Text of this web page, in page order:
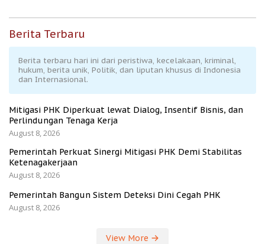
Berita Terbaru
Berita terbaru hari ini dari peristiwa, kecelakaan, kriminal,
hukum, berita unik, Politik, dan liputan khusus di Indonesia
dan Internasional.
Mitigasi PHK Diperkuat lewat Dialog, Insentif Bisnis, dan
Perlindungan Tenaga Kerja
August 8, 2026
Pemerintah Perkuat Sinergi Mitigasi PHK Demi Stabilitas
Ketenagakerjaan
August 8, 2026
Pemerintah Bangun Sistem Deteksi Dini Cegah PHK
August 8, 2026
View More